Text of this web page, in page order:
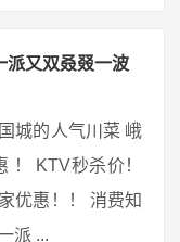
派又双叒叕一波
城的人气川菜 峨
！ KTV秒杀价！
优惠！！ 消费知
派 ...